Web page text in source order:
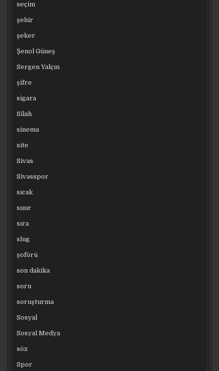
seçim
şehir
şeker
Şenol Güneş
Sergen Yalçın
şifre
sigara
Silah
sinema
site
Sivas
Sivasspor
sıcak
sınır
sıra
slug
şoförü
son dakika
soru
soruşturma
Sosyal
Sosyal Medya
söz
Spor